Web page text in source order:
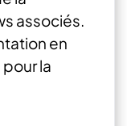
associés.
en
la